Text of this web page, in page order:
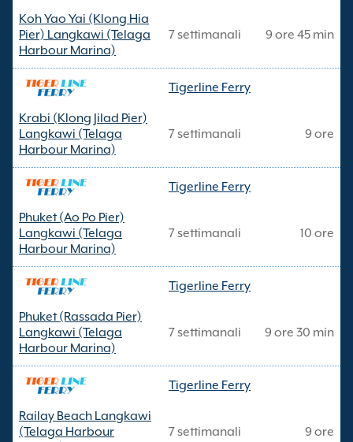
Koh Yao Yai (Klong Hia
Pier) Langkawi (Telaga
Harbour Marina)
7 settimanali 9 ore 45 min
Tigerline Ferry
Krabi (Klong Jilad Pier)
Langkawi (Telaga
Harbour Marina)
7 settimanali 9 ore
Tigerline Ferry
Phuket (Ao Po Pier)
Langkawi (Telaga
Harbour Marina)
7 settimanali 10 ore
Tigerline Ferry
Phuket (Rassada Pier)
Langkawi (Telaga
Harbour Marina)
7 settimanali 9 ore 30 min
Tigerline Ferry
Railay Beach Langkawi
(Telaga Harbour
7 settimanali 9 ore